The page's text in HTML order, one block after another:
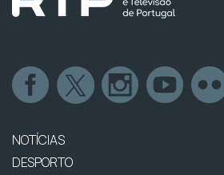
NOTÍCIAS
DESPORTO